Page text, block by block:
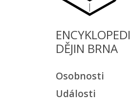
DĚJIN BRNA
Osobnosti
Události